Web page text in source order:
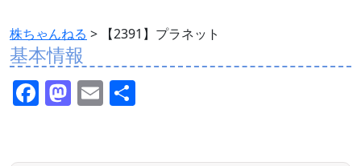
株ちゃんねる > 【2391】プラネット
基本情報
F M E